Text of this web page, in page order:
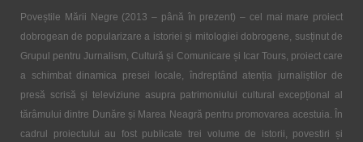
Poveștile Mării Negre (2013 – până în prezent) – cel mai mare proiect
dobrogean de popularizare a istoriei și mitologiei dobrogene, susținut de
Grupul pentru Jurnalism, Cultură și Comunicare și Icar Tours, proiect care
a schimbat dinamica presei locale, îndreptând atenția jurnaliștilor de
presă scrisă și televiziune asupra patrimoniului cultural excepțional al
tărâmului dintre Dunăre și Marea Neagră pentru promovarea acestuia. În
cadrul proiectului au fost publicate trei volume de istorii, povestiri și